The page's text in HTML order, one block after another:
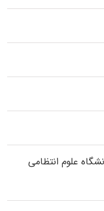
ﻋﻠﻮم انتظامی